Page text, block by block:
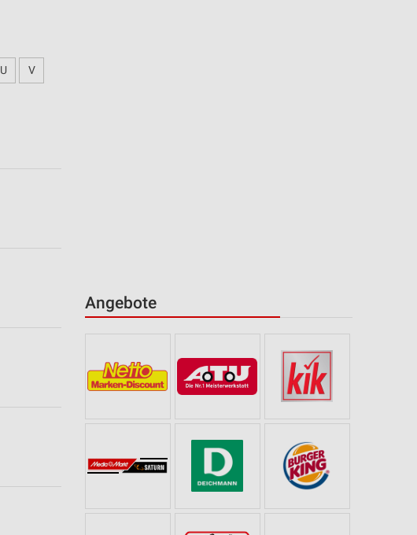
Angebote
U V